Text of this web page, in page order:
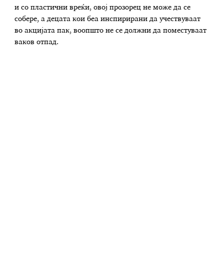
и со пластични вреќи, овој прозорец не може да се
собере, а децата кои беа инспирирани да учествуваат
во акцијата пак, воопшто не се должни да поместуваат
ваков отпад.